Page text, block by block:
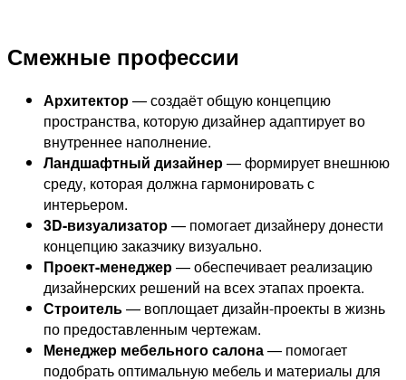
Смежные профессии
Архитектор— создаёт общую концепцию
пространства, которую дизайнер адаптирует во
внутреннее наполнение.
Ландшафтный дизайнер— формирует внешнюю
среду, которая должна гармонировать с
интерьером.
3D-визуализатор— помогает дизайнеру донести
концепцию заказчику визуально.
Проект-менеджер— обеспечивает реализацию
дизайнерских решений на всех этапах проекта.
Строитель— воплощает дизайн-проекты в жизнь
по предоставленным чертежам.
Менеджер мебельного салона— помогает
подобрать оптимальную мебель и материалы для